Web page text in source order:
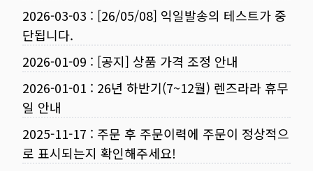
2026-03-03 : [26/05/08] 익일발송의 테스트가 중
단됩니다.
2026-01-09 : [공지] 상품 가격 조정 안내
2026-01-01 : 26년 하반기(7~12월) 렌즈라라 휴무
일 안내
2025-11-17 : 주문 후 주문이력에 주문이 정상적으
로 표시되는지 확인해주세요!